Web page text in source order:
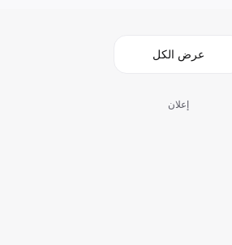
عرض الكل
إعلان